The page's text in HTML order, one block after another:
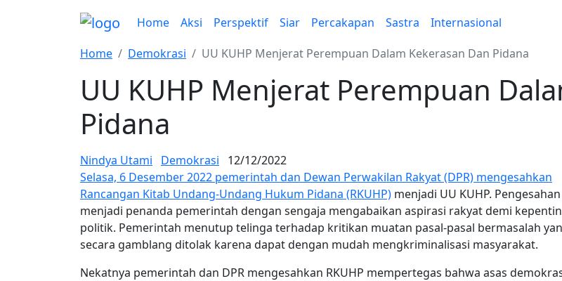
Home Aksi Perspektif Siar Percakapan Sastra
Internasional
Home
Demokrasi UU KUHP Menjerat Perempuan Dalam Kekerasan Dan Pidana
UU KUHP Menjerat Perempuan
Pidana
Nindya Utami Demokrasi
12/12/2022
Selasa, 6 Desember 2022 pemerintah dan Dewan Perwakilan Rakyat (DPR) mengesahkan
Rancangan Kitab Undang-Undang Hukum Pidana (RKUHP) menjadi UU KUHP.
menjadi penanda pemerintah dengan sengaja mengabaikan aspirasi rakyat demi
politik. Pemerintah menutup telinga terhadap kritikan muatan pasal-pasal bermasalah
secara gamblang ditolak karena dapat dengan mudah mengkriminalisasi masyarakat.
Nekatnya pemerintah dan DPR mengesahkan RKUHP mempertegas bahwa asas